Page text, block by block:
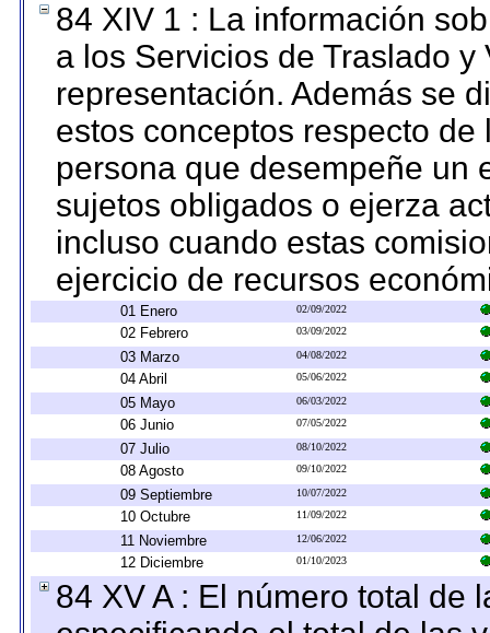
84 XIV 1 : La información
a los Servicios de Traslado
representación. Además se
estos conceptos respecto
persona que desempeñe un
sujetos obligados o ejerza
incluso cuando estas
ejercicio de recursos
01 Enero 02/09/2022
02 Febrero 03/09/2022
03 Marzo 04/08/2022
04 Abril 05/06/2022
05 Mayo 06/03/2022
06 Junio 07/05/2022
07 Julio 08/10/2022
08 Agosto 09/10/2022
09 Septiembre 10/07/2022
10 Octubre 11/09/2022
11 Noviembre 12/06/2022
12 Diciembre 01/10/2023
84 XV A : El número total de